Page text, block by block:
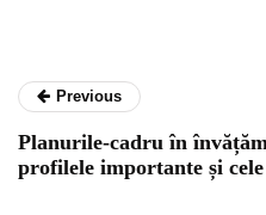
Previous
Planurile-cadru în
profilele importante și